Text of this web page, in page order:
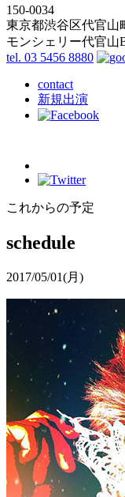
150-0034
東京都渋谷区代官山
モンシェリー代官山
tel. 03 5456 8880
contact
新規出演
これからの予定
schedule
2017/05/01(月)